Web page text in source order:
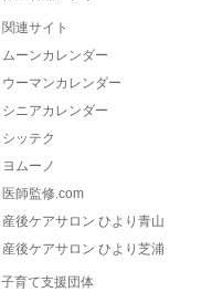
関連サイト
ムーンカレンダー
ウーマンカレンダー
シニアカレンダー
シッテク
ヨムーノ
医師監修.com
産後ケアサロン ひより青山
産後ケアサロン ひより芝浦
子育て支援団体